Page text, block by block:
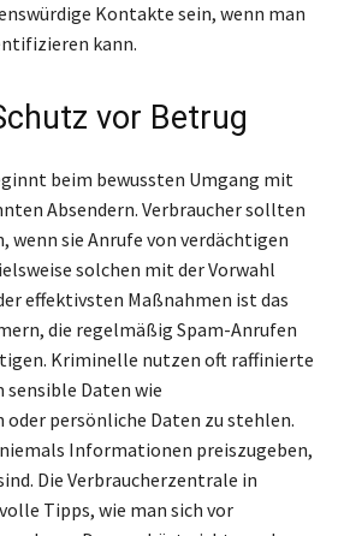
Kontakte sein, wenn man
kann.
vor Betrug
beim bewussten Umgang mit
Absendern. Verbraucher sollten
sie Anrufe von verdächtigen
solchen mit der Vorwahl
effektivsten Maßnahmen ist das
die regelmäßig Spam-Anrufen
Kriminelle nutzen oft raffinierte
sensible Daten wie
persönliche Daten zu stehlen.
Informationen preiszugeben,
Die Verbraucherzentrale in
Tipps, wie man sich vor